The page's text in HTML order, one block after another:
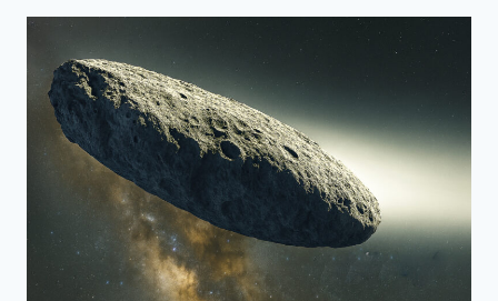
TOP-
FÜR
DIE
SUCHE
NACH
LEBEN